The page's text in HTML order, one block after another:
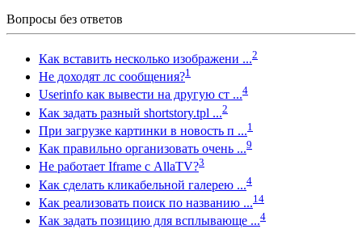
Вопросы без ответов
Как вставить несколько изображени ...2
Не доходят лс сообщения?1
Userinfo как вывести на другую ст ...4
Как задать разный shortstory.tpl ...2
При загрузке картинки в новость п ...1
Как правильно организовать очень ...9
Не работает Iframe с AllaTV?3
Как сделать кликабельной галерею ...4
Как реализовать поиск по названию ...14
Как задать позицию для всплывающе ...4